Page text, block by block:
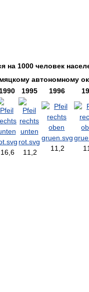
на 1000 человек
автономному
1990 1995 1996
16,6 11,2 11,2